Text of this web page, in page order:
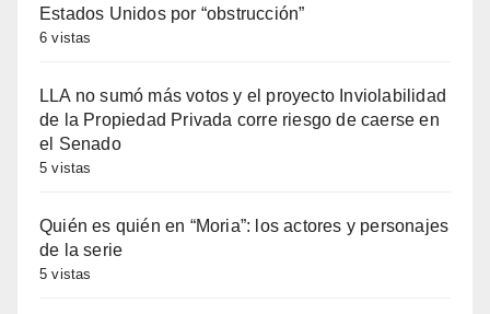
Estados Unidos por “obstrucción”
6 vistas
LLA no sumó más votos y el proyecto Inviolabilidad
de la Propiedad Privada corre riesgo de caerse en
el Senado
5 vistas
Quién es quién en “Moria”: los actores y personajes
de la serie
5 vistas